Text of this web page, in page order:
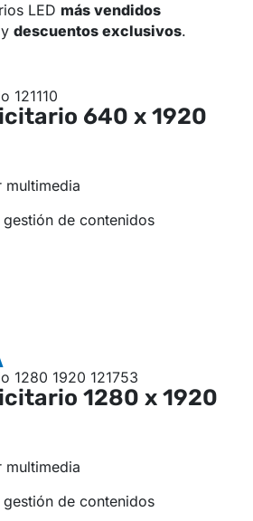
LED más vendidos
y descuentos exclusivos.
640 x 1920
multimedia
de contenidos
1280 x 1920
multimedia
de contenidos